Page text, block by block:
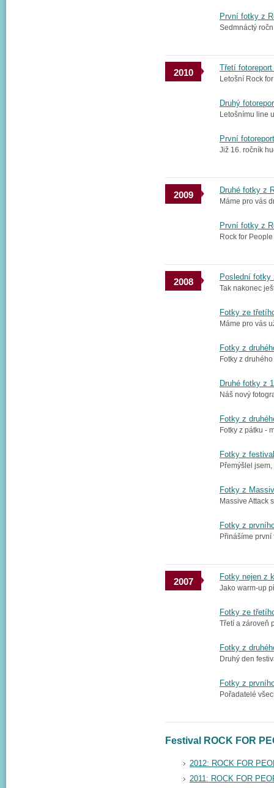
První fotky z
Sedmnáctý
2010 Třetí
Letošní Rock
Druhý
Letošnímu line
První
Již 16. ročník
2009 Druhé fotky z
Máme pro vás
První fotky z
Rock for
2008 Poslední fotky
Tak nakonec
Fotky ze
Máme pro vás
Fotky z
Fotky z
Druhé fotky z
Náš nový
Fotky z
Fotky z pátku -
Fotky z
Přemýšlel
Fotky z
Massive Attack
Fotky z
Přinášíme první
2007 Fotky nejen z
Jako warm-up
Fotky ze
Třetí a zároveň
Fotky z
Druhý den
Fotky z
Pořadatelé
Festival ROCK FOR
2012: ROCK FOR
2011: ROCK FOR